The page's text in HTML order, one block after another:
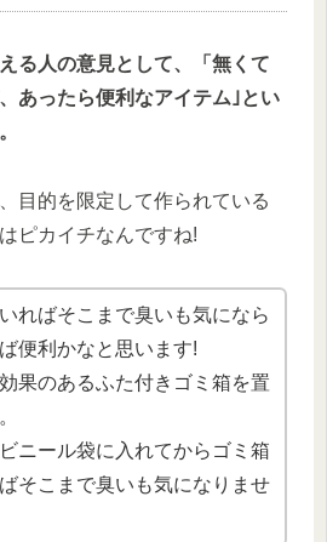
る人の意見として、「無くて
あったら便利なアイテム｣とい
目的を限定して作られている
ピカイチなんですね!
ればそこまで臭いも気になら
便利かなと思います!
果のあるふた付きゴミ箱を置
ニール袋に入れてからゴミ箱
そこまで臭いも気になりませ